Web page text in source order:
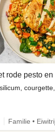
rode pesto